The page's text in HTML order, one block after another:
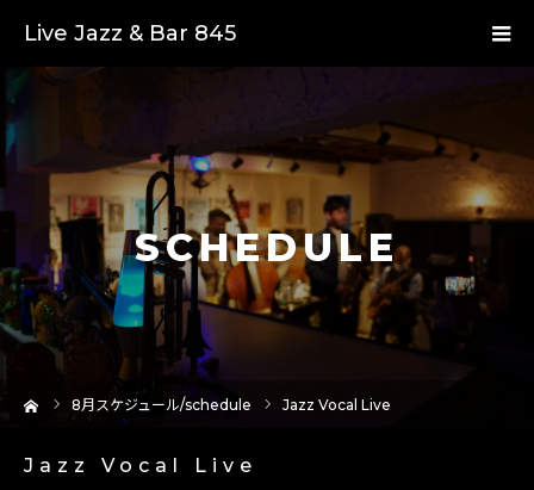
Live Jazz & Bar 845
SCHEDULE
8月スケジュール/schedule Jazz Vocal Live
Jazz Vocal Live